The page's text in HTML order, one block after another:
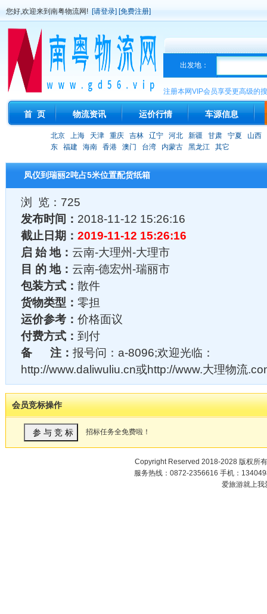
您好,欢迎来到南粤物流网! [请登录] [免费注册]
出发地：
注册本网VIP会员享受更高级的
首 页 物流资讯 运价行情 车源信息
北京 上海 天津 重庆 吉林 辽宁 河北 新疆 甘肃 宁夏
山西
东
福建 海南 香港 澳门 台湾 内蒙古 黑龙江 其它
凤仪到瑞丽2吨占5米位置配货纸箱
浏 览：725
发布时间： 2018-11-12 15:26:16
截止日期： 2019-11-12 15:26:16
启 始 地： 云南-大理州-大理市
目 的 地： 云南-德宏州-瑞丽市
包装方式： 散件
货物类型： 零担
运价参考： 价格面议
付费方式： 到付
备 注： 报号问：a-8096;欢迎光临：
http://www.daliwuliu.cn或http://www.大理物流
会员竞标操作
招标任务全免费啦！
Copyright Reserved 2018-2028 版权所
服务热线：0872-2356616 手机：
爱旅游就上我